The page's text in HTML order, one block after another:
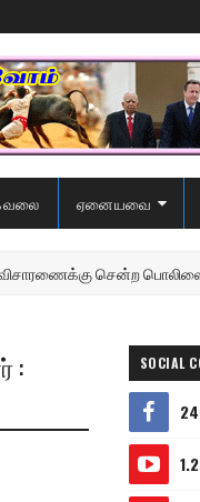
ஏனையவை
சென்ற பொலிஸை
:
SOCIAL